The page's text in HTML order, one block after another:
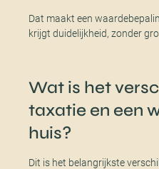
Dat maakt een
krijgt duidelijkheid, zonder
Wat is het
taxatie en een
huis?
Dit is het belangrijkste